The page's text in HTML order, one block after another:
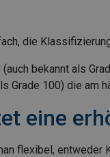
die
bekannt als
Grade 100) die
eine
flexibel, entweder